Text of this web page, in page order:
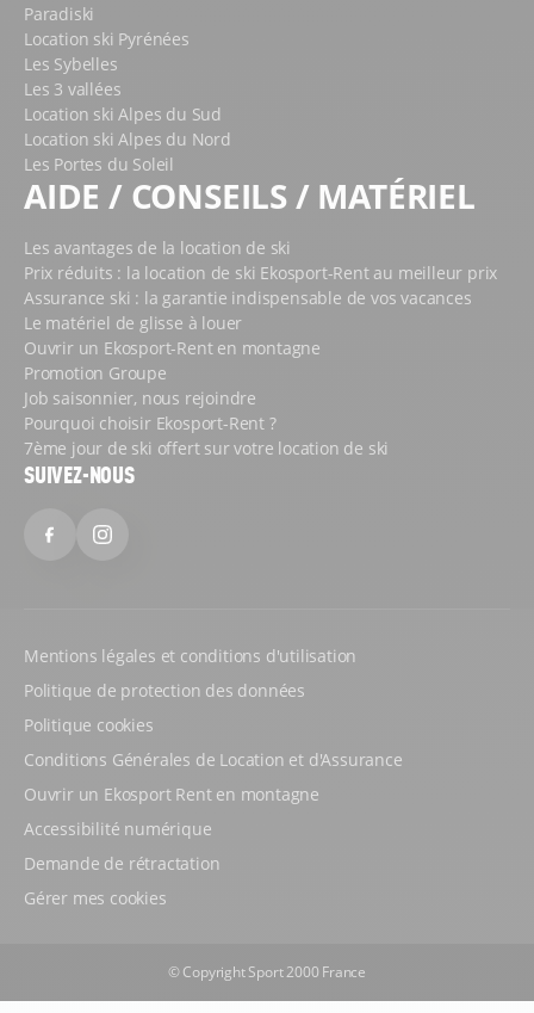
Paradiski
Location ski Pyrénées
Les Sybelles
Les 3 vallées
Location ski Alpes du Sud
Location ski Alpes du Nord
Les Portes du Soleil
AIDE / CONSEILS / MATÉRIEL
Les avantages de la location de ski
Prix réduits : la location de ski Ekosport-Rent au meilleur prix
Assurance ski : la garantie indispensable de vos vacances
Le matériel de glisse à louer
Ouvrir un Ekosport-Rent en montagne
Promotion Groupe
Job saisonnier, nous rejoindre
Pourquoi choisir Ekosport-Rent ?
7ème jour de ski offert sur votre location de ski
SUIVEZ-NOUS
FacebookInstagram
Mentions légales et conditions d'utilisation
Politique de protection des données
Politique cookies
Conditions Générales de Location et d'Assurance
Ouvrir un Ekosport Rent en montagne
Accessibilité numérique
Demande de rétractation
Gérer mes cookies
© Copyright Sport 2000 France